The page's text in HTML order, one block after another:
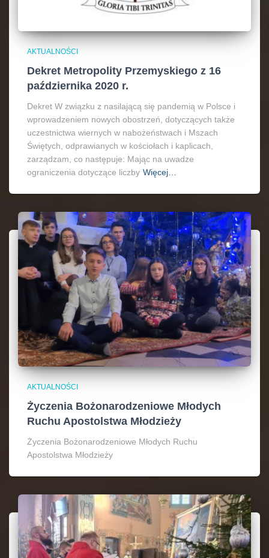
AKTUALNOŚCI
Dekret Metropolity Przemyskiego z 16
października 2020 r.
Dekret W związku z nasilającą się pandemią w Polsce i
wprowadzeniem nowych obostrzeń, dotyczących także
uczestnictwa wiernych w nabożeństwach i Mszach
Świętych, odprawianych w kościołach i kaplicach,
zarządzam, co następuje: Mając na uwadze
ograniczenia dotyczące liczby Więcej…
AKTUALNOŚCI
Życzenia Bożonarodzeniowe Młodych
Ruchu Apostolstwa Młodzieży
Życzenia Bożonarodzeniowe Młodych Ruchu
Apostolstwa Młodzieży